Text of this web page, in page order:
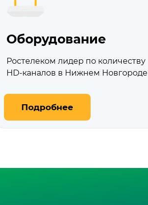
Оборудование
Ростелеком лидер по количеству
HD‑каналов в Нижнем Новгороде
Подробнее